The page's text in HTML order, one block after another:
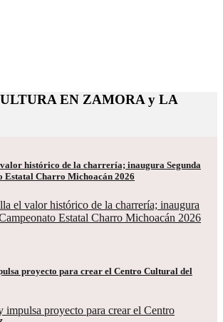
EN ZAMORA y LA
histórico de la charrería; inaugura Segunda
Estatal Charro Michoacán 2026
proyecto para crear el Centro Cultural del